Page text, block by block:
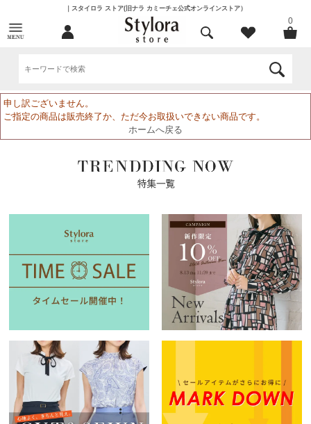
｜スタイロラ ストア(旧ナラ カミーチェ公式オンラインストア）
0
申し訳ございません。
ご指定の商品は販売終了か、ただ今お取扱いできない商品です。
ホームへ戻る